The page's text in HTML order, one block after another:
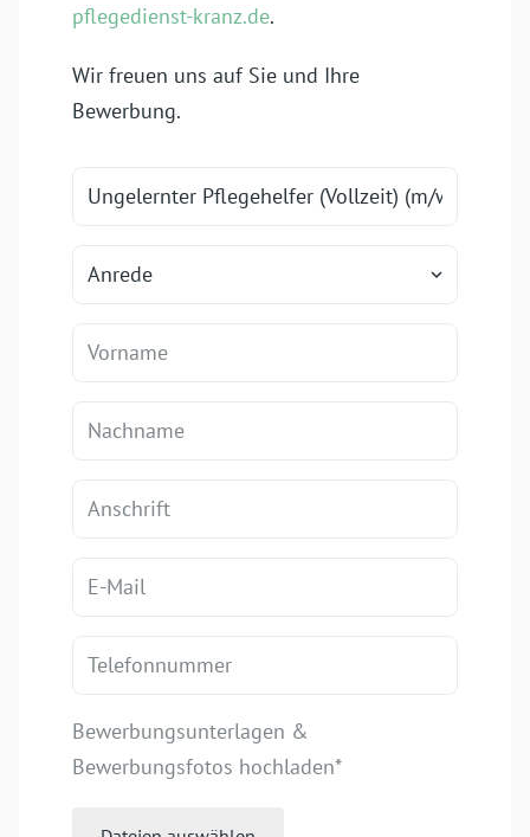
pflegedienst-kranz.de.
Wir freuen uns auf Sie und Ihre
Bewerbung.
Anrede keyboard_arrow_down
Pflichtfeld
Bewerbungsunterlagen &
Bewerbungsfotos hochladen*